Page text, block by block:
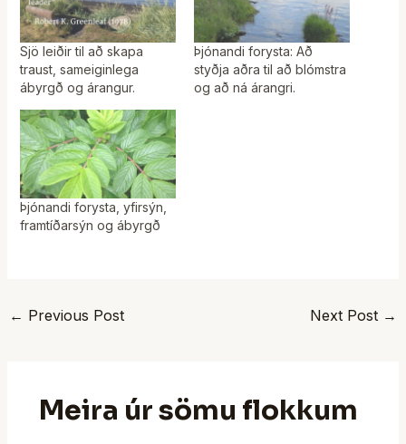
Sjö leiðir til að skapa
traust, sameiginlega
ábyrgð og árangur.
Þjónandi forysta: Að
styðja aðra til að blómstra
og að ná árangri.
Þjónandi forysta, yfirsýn,
framtíðarsýn og ábyrgð
← Previous Post Next Post →
Meira úr sömu flokkum